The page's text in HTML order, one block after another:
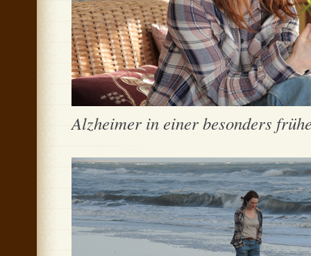
Alzheimer in einer besonders